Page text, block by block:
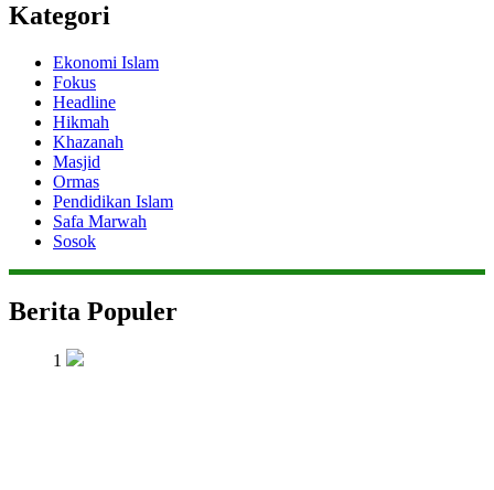
Kategori
Ekonomi Islam
Fokus
Headline
Hikmah
Khazanah
Masjid
Ormas
Pendidikan Islam
Safa Marwah
Sosok
Berita Populer
1